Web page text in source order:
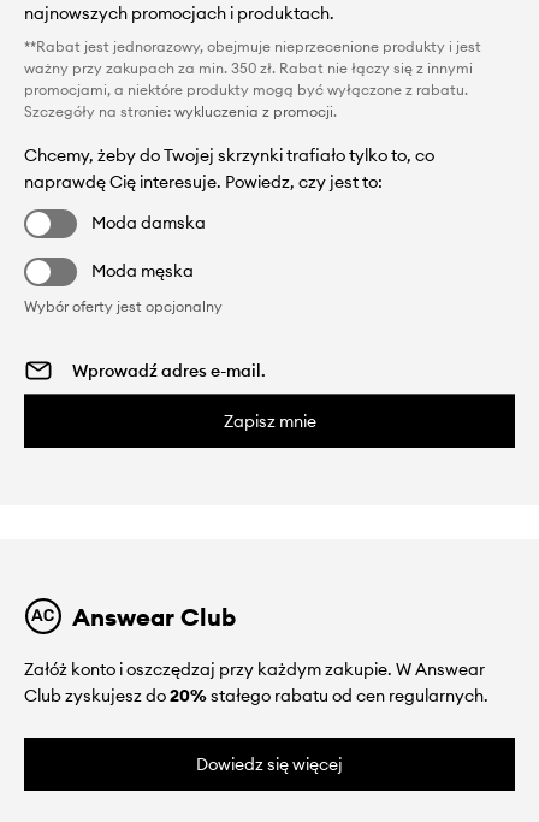
najnowszych promocjach i produktach.
**Rabat jest jednorazowy, obejmuje nieprzecenione produkty i jest
ważny przy zakupach za min. 350 zł. Rabat nie łączy się z innymi
promocjami, a niektóre produkty mogą być wyłączone z rabatu.
Szczegóły na stronie: wykluczenia z promocji.
Chcemy, żeby do Twojej skrzynki trafiało tylko to, co
naprawdę Cię interesuje. Powiedz, czy jest to:
Moda damska
Moda męska
Wybór oferty jest opcjonalny
Zapisz mnie
Answear Club
Załóż konto i oszczędzaj przy każdym zakupie. W Answear
Club zyskujesz do20%stałego rabatu od cen regularnych.
Dowiedz się więcej